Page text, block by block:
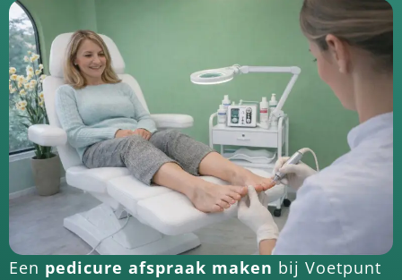
Een pedicure afspraak maken bij Voetpunt